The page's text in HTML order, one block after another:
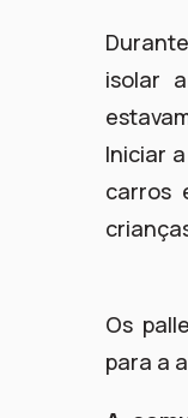
isolar
Iniciar
carros
Os
para a